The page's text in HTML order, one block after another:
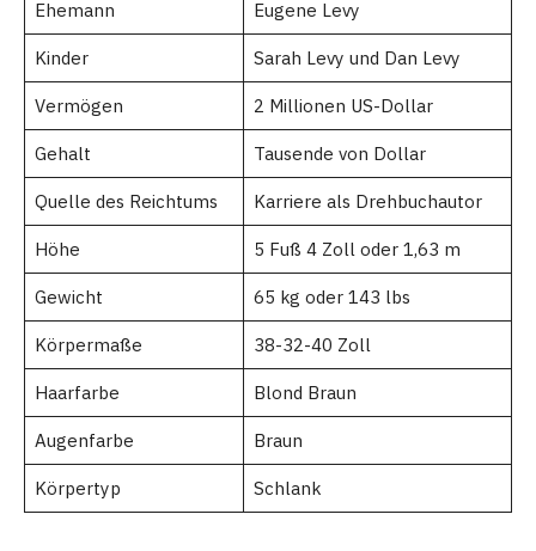
Ehemann Eugene Levy
Kinder Sarah Levy und Dan Levy
Vermögen 2 Millionen US-Dollar
Gehalt Tausende von Dollar
Quelle des Reichtums Karriere als Drehbuchautor
Höhe 5 Fuß 4 Zoll oder 1,63 m
Gewicht 65 kg oder 143 lbs
Körpermaße 38-32-40 Zoll
Haarfarbe Blond Braun
Augenfarbe Braun
Körpertyp Schlank